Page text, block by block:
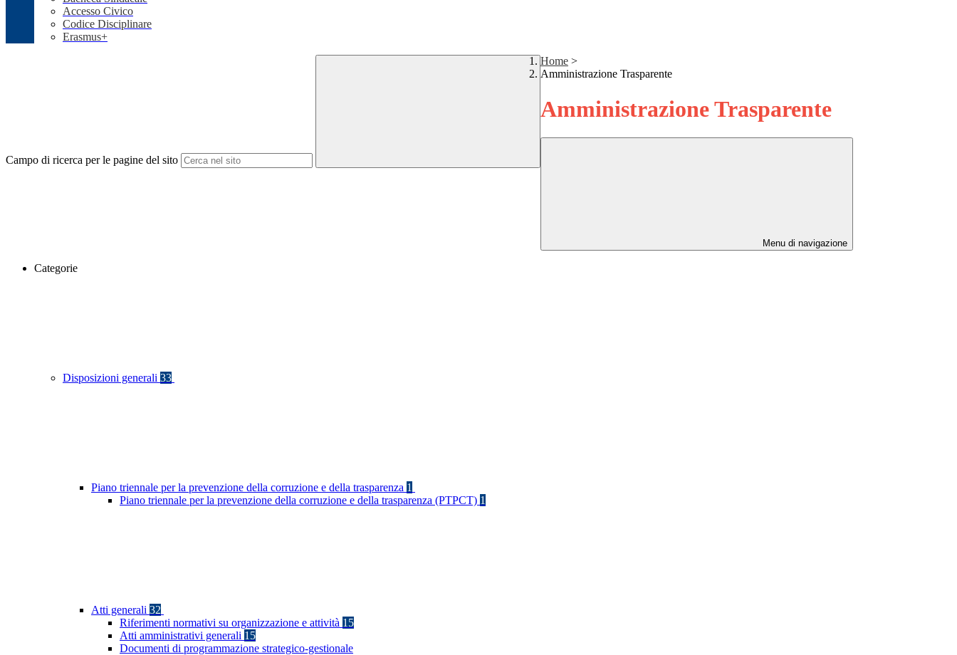
Accesso Civico
Codice Disciplinare
Erasmus+
Campo di ricerca per le pagine del sito
Home >
Amministrazione Trasparente
Amministrazione Trasparente
Menu di navigazione
Categorie
Disposizioni generali 33
Piano triennale per la prevenzione della corruzione e della trasparenza 1
Piano triennale per la prevenzione della corruzione e della trasparenza (PTPCT) 1
Atti generali 32
Riferimenti normativi su organizzazione e attività 15
Atti amministrativi generali 15
Documenti di programmazione strategico-gestionale